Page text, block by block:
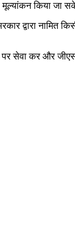
मूल्यांकन किया जा
नामित
सेवा कर और